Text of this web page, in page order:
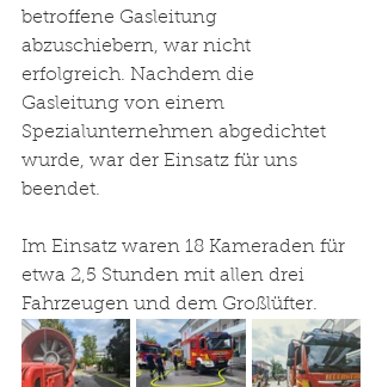
betroffene Gasleitung
abzuschiebern, war nicht
erfolgreich. Nachdem die
Gasleitung von einem
Spezialunternehmen abgedichtet
wurde, war der Einsatz für uns
beendet.
Im Einsatz waren 18 Kameraden für
etwa 2,5 Stunden mit allen drei
Fahrzeugen und dem Großlüfter.